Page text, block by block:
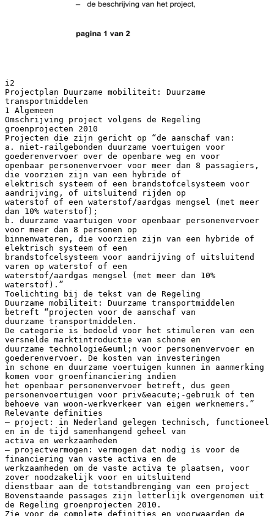
i2
Projectplan Duurzame mobiliteit: Duurzame
transportmiddelen
1 Algemeen
Omschrijving project volgens de Regeling
groenprojecten 2010
Projecten die zijn gericht op “de aanschaf van:
a. niet-railgebonden duurzame voertuigen voor
goederenvervoer over de openbare weg en voor
openbaar personenvervoer voor meer dan 8 passagiers,
die voorzien zijn van een hybride of
elektrisch systeem of een brandstofcelsysteem voor
aandrijving, of uitsluitend rijden op
waterstof of een waterstof/aardgas mengsel (met meer
dan 10% waterstof);
b. duurzame vaartuigen voor openbaar personenvervoer
voor meer dan 8 personen op
binnenwateren, die voorzien zijn van een hybride of
elektrisch systeem of een
brandstofcelsysteem voor aandrijving of uitsluitend
varen op waterstof of een
waterstof/aardgas mengsel (met meer dan 10%
waterstof).”
Toelichting bij de tekst van de Regeling
Duurzame mobiliteit: Duurzame transportmiddelen
betreft “projecten voor de aanschaf van
duurzame transportmiddelen.
De categorie is bedoeld voor het stimuleren van een
versnelde marktintroductie van schone en
duurzame technologie&euml;n voor personenvervoer en
goederenvervoer. De kosten van investeringen
in schone en duurzame voertuigen kunnen in aanmerking
komen voor groenfinanciering indien
het openbaar personenvervoer betreft, dus geen
personenvoertuigen voor priv&eacute;-gebruik of ten
behoeve van woon-werkverkeer van eigen werknemers.”
Relevante definities
– project: in Nederland gelegen technisch, functioneel
en in de tijd samenhangend geheel van
activa en werkzaamheden
– projectvermogen: vermogen dat nodig is voor de
financiering van vaste activa en de
werkzaamheden om de vaste activa te plaatsen, voor
zover noodzakelijk voor en uitsluitend
dienstbaar aan de totstandbrenging van een project
Bovenstaande passages zijn letterlijk overgenomen uit
de Regeling groenprojecten 2010.
Zie voor de complete definities en voorwaarden de